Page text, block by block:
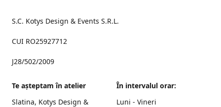
S.C. Kotys Design & Events S.R.L.
CUI RO25927712
J28/502/2009
Te aşteptam în atelier
Slatina, Kotys Design &
În intervalul orar:
Luni - Vineri